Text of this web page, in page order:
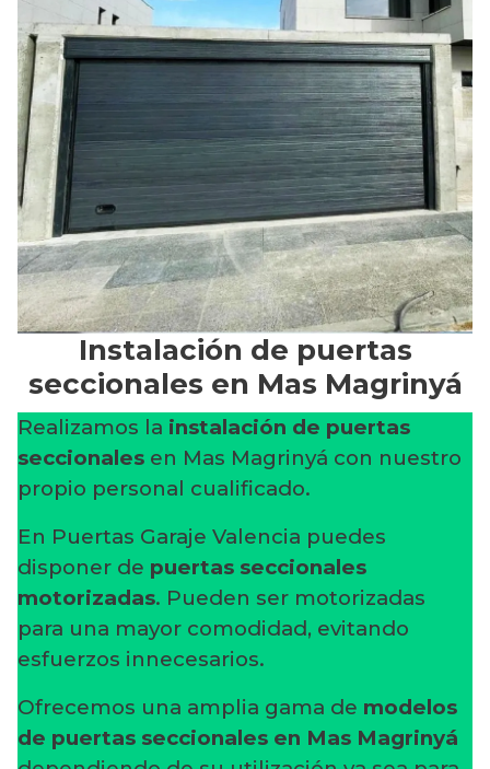
Instalación de puertas
seccionales en Mas Magrinyá
Realizamos la instalación de puertas
seccionales en Mas Magrinyá con nuestro
propio personal cualificado.
En Puertas Garaje Valencia puedes
disponer de puertas seccionales
motorizadas. Pueden ser motorizadas
para una mayor comodidad, evitando
esfuerzos innecesarios.
Ofrecemos una amplia gama de modelos
de puertas seccionales en Mas Magrinyá